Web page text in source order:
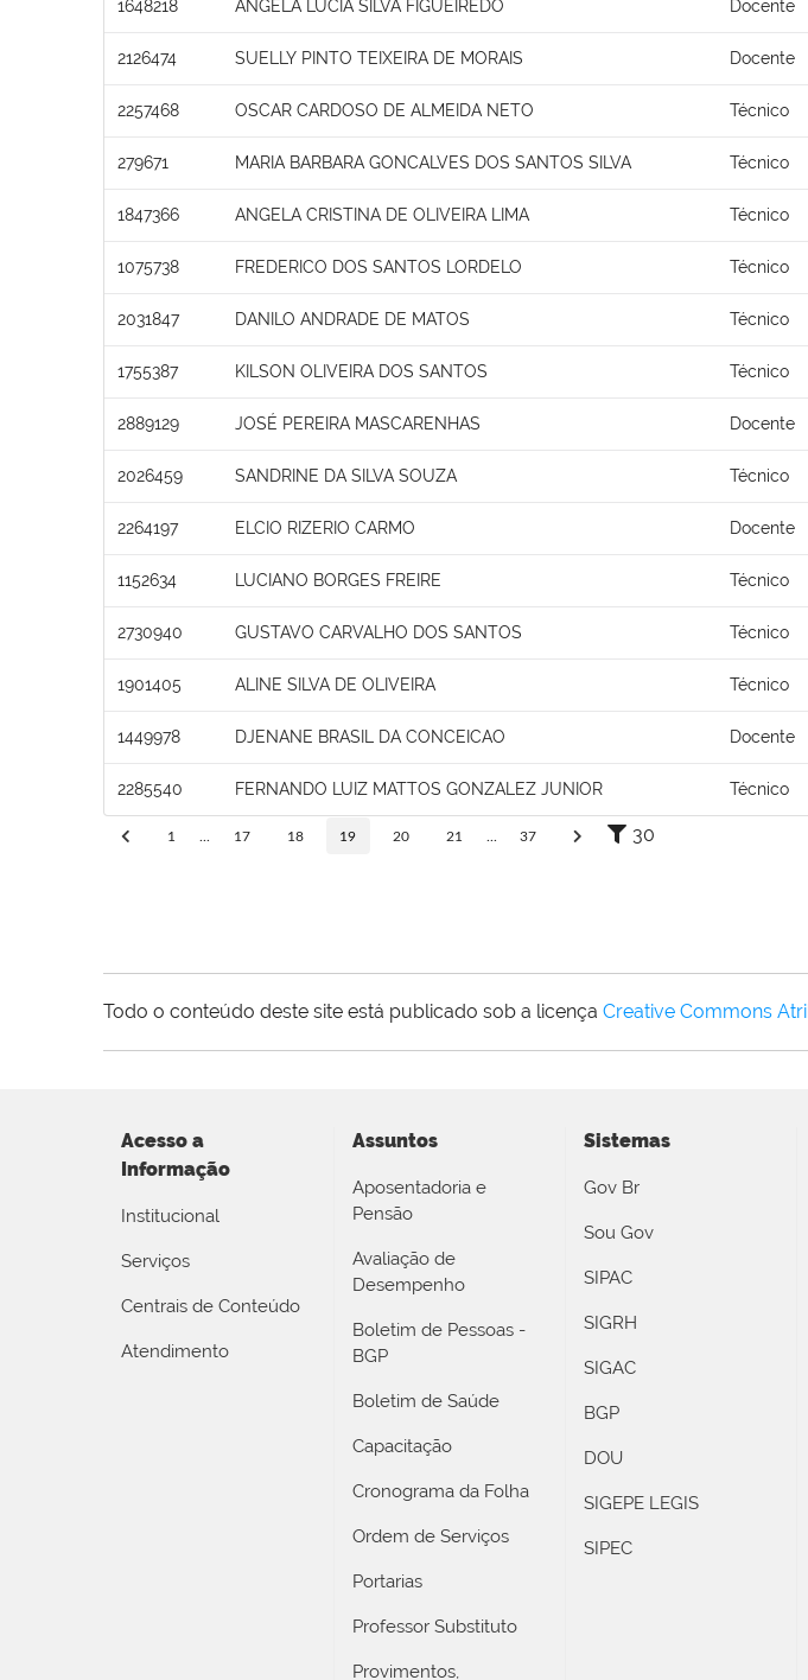
1648218 ANGELA LUCIA SILVA FIGUEIREDO Docente
2126474 SUELLY PINTO TEIXEIRA DE MORAIS Docente
2257468 OSCAR CARDOSO DE ALMEIDA NETO Técnico
279671 MARIA BARBARA GONCALVES DOS SANTOS SILVA Técnico
1847366 ANGELA CRISTINA DE OLIVEIRA LIMA Técnico
1075738 FREDERICO DOS SANTOS LORDELO Técnico
2031847 DANILO ANDRADE DE MATOS Técnico
1755387 KILSON OLIVEIRA DOS SANTOS Técnico
2889129 JOSÉ PEREIRA MASCARENHAS Docente
2026459 SANDRINE DA SILVA SOUZA Técnico
2264197 ELCIO RIZERIO CARMO Docente
1152634 LUCIANO BORGES FREIRE Técnico
2730940 GUSTAVO CARVALHO DOS SANTOS Técnico
1901405 ALINE SILVA DE OLIVEIRA Técnico
1449978 DJENANE BRASIL DA CONCEICAO Docente
2285540 FERNANDO LUIZ MATTOS GONZALEZ JUNIOR Técnico
1 17 18 19 20 21 37 30
Todo o conteúdo deste site está publicado sob a licença Creative Commons
Acesso a
Informação
Institucional
Serviços
Centrais de Conteúdo
Atendimento
Assuntos
Aposentadoria e
Pensão
Avaliação de
Desempenho
Boletim de Pessoas -
BGP
Boletim de Saúde
Capacitação
Cronograma da Folha
Ordem de Serviços
Portarias
Professor Substituto
Provimentos,
Sistemas
Gov Br
Sou Gov
SIPAC
SIGRH
SIGAC
BGP
DOU
SIGEPE LEGIS
SIPEC